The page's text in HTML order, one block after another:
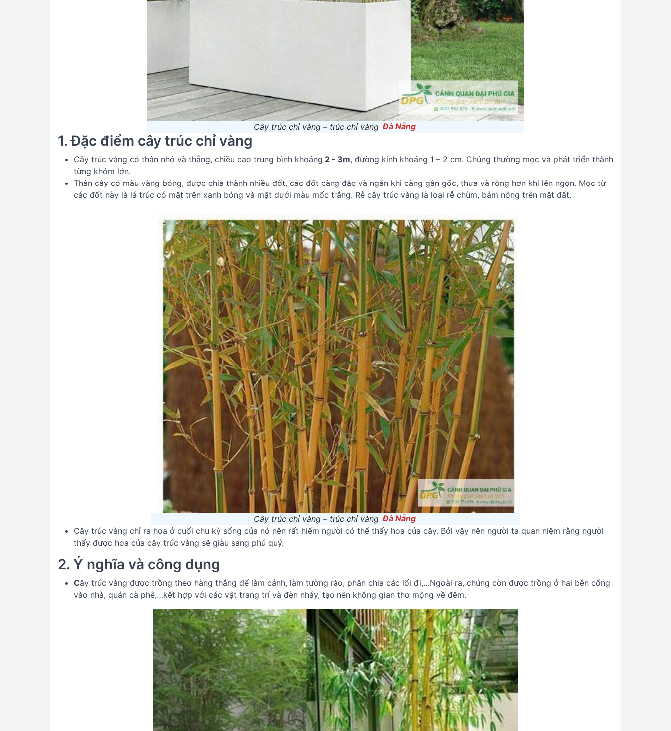
Cây trúc chỉ vàng – trúc chỉ vàng Đà Nẵng
1. Đặc điểm cây trúc chỉ vàng
Cây trúc vàng có thân nhỏ và thẳng, chiều cao trung bình khoảng 2 – 3m, đường kính khoảng 1 – 2 cm. Chúng thường mọc và phát triển thành
từng khóm lớn.
Thân cây có màu vàng bóng, được chia thành nhiều đốt, các đốt càng đặc và ngắn khi càng gần gốc, thưa và rỗng hơn khi lên ngọn. Mọc từ
các đốt này là lá trúc có mặt trên xanh bóng và mặt dưới màu mốc trắng. Rễ cây trúc vàng là loại rễ chùm, bám nông trên mặt đất.
Cây trúc chỉ vàng – trúc chỉ vàng Đà Nẵng
Cây trúc vàng chỉ ra hoa ở cuối chu kỳ sống của nó nên rất hiếm người có thể thấy hoa của cây. Bởi vậy nên người ta quan niệm rằng người
thấy được hoa của cây trúc vàng sẽ giàu sang phú quý.
2. Ý nghĩa và công dụng
Cây trúc vàng được trồng theo hàng thẳng để làm cảnh, làm tường rào, phân chia các lối đi,…Ngoài ra, chúng còn được trồng ở hai bên cổng
vào nhà, quán cà phê,…kết hợp với các vật trang trí và đèn nháy, tạo nên không gian thơ mộng về đêm.